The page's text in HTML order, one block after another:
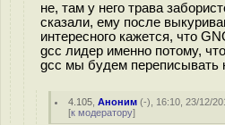
не, там у него трава
сказали, ему после
интересного кажется, что
gcc лидер именно потому,
gcc мы будем переписывать
4.105 ,Аноним (-), 16:10, 23/12/
[к модератору]